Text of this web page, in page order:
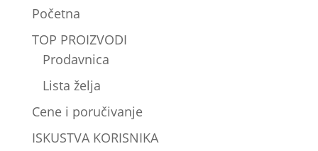
Početna
TOP PROIZVODI
Prodavnica
Lista želja
Cene i poručivanje
ISKUSTVA KORISNIKA